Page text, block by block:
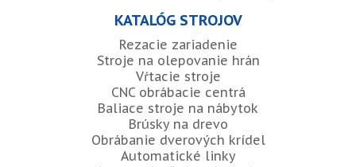
KATALÓG STROJOV
Rezacie zariadenie
Stroje na olepovanie hrán
Vŕtacie stroje
CNC obrábacie centrá
Baliace stroje na nábytok
Brúsky na drevo
Obrábanie dverových krídel
Automatické linky